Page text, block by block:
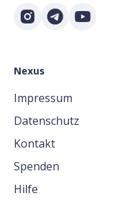
Nexus
Impressum
Datenschutz
Kontakt
Spenden
Hilfe